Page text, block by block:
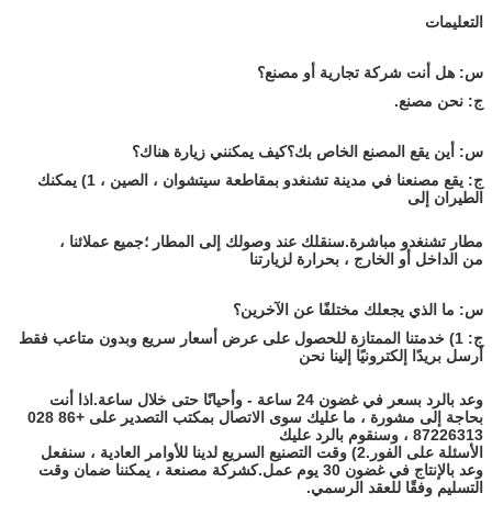
التعليمات
س: هل أنت شركة تجارية أو مصنع؟
ج: نحن مصنع.
س: أين يقع المصنع الخاص بك؟كيف يمكنني زيارة هناك؟
ج: يقع مصنعنا في مدينة تشنغدو بمقاطعة سيتشوان ، الصين ، 1) يمكنك
الطيران إلى
مطار تشنغدو مباشرة.سنقلك عند وصولك إلى المطار ؛جميع عملائنا ،
من الداخل أو الخارج ، بحرارة لزيارتنا
س: ما الذي يجعلك مختلفًا عن الآخرين؟
ج: 1) خدمتنا الممتازة للحصول على عرض أسعار سريع وبدون متاعب فقط
أرسل بريدًا إلكترونيًا إلينا نحن
وعد بالرد بسعر في غضون 24 ساعة - وأحيانًا حتى خلال ساعة.اذا أنت
بحاجة إلى مشورة ، ما عليك سوى الاتصال بمكتب التصدير على +86 028
87226313 ، وسنقوم بالرد عليك
الأسئلة على الفور.2) وقت التصنيع السريع لدينا للأوامر العادية ، سنفعل
وعد بالإنتاج في غضون 30 يوم عمل.كشركة مصنعة ، يمكننا ضمان وقت
التسليم وفقًا للعقد الرسمي.